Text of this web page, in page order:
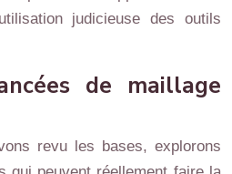
judicieuse des outils
de maillage
revu les bases, explorons